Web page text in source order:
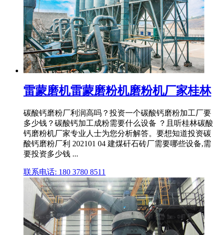
雷蒙磨机雷蒙磨粉机磨粉机厂家桂林
碳酸钙磨粉厂利润高吗？投资一个碳酸钙磨粉加工厂要
多少钱？碳酸钙加工成粉需要什么设备 ？且听桂林碳酸
钙磨粉机厂家专业人士为您分析解答。要想知道投资碳
酸钙磨粉厂利 202101 04 建煤矸石砖厂需要哪些设备,需
要投资多少钱 ...
联系电话: 180 3780 8511